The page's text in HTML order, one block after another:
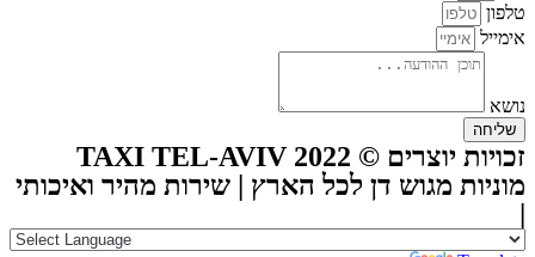
טלפון
אימייל
נושא
שליחה
מוניות מגוש דן לכל הארץ | שירות מהיר ואיכותי
|